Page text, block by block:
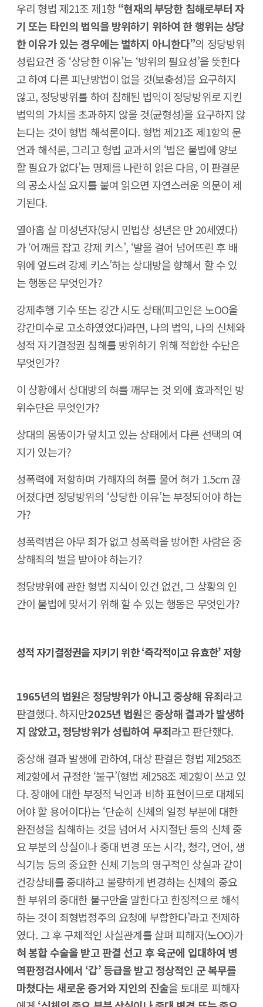
우리 형법 제21조 제1항“현재의 부당한 침해로부터 자
기 또는 타인의 법익을 방위하기 위하여 한 행위는 상당
한 이유가 있는 경우에는 벌하지 아니한다”의 정당방위
성립요건 중 ‘상당한 이유’는 ‘방위의 필요성’을 뜻한다
고 하여 다른 피난방법이 없을 것(보충성)을 요구하지
않고, 정당방위를 하여 침해된 법익이 정당방위로 지킨
법익의 가치를 초과하지 않을 것(균형성)을 요구하지 않
는다는 것이 형법 해석론이다. 형법 제21조 제1항의 문
언과 해석론, 그리고 형법 교과서의 ‘법은 불법에 양보
할 필요가 없다’는 명제를 나란히 읽은 다음, 이 판결문
의 공소사실 요지를 붙여 읽으면 자연스러운 의문이 제
기된다.
열아홉 살 미성년자(당시 민법상 성년은 만 20세였다)
가 ‘어깨를 잡고 강제 키스’, ‘발을 걸어 넘어뜨린 후 배
위에 엎드려 강제 키스’하는 상대방을 향해서 할 수 있
는 행동은 무엇인가?
강제추행 기수 또는 강간 시도 상태(피고인은 노OO을
강간미수로 고소하였었다)라면, 나의 법익, 나의 신체와
성적 자기결정권 침해를 방위하기 위해 적합한 수단은
무엇인가?
이 상황에서 상대방의 혀를 깨무는 것 외에 효과적인 방
위수단은 무엇인가?
상대의 몸뚱이가 덮치고 있는 상태에서 다른 선택의 여
지가 있는가?
성폭력에 저항하며 가해자의 혀를 물어 혀가 1.5cm 끊
어졌다면 정당방위의 ‘상당한 이유’는 부정되어야 하는
가?
성폭력범은 아무 죄가 없고 성폭력을 방어한 사람은 중
상해죄의 벌을 받아야 하는가?
정당방위에 관한 형법 지식이 있건 없건, 그 상황의 인
간이 불법에 맞서기 위해 할 수 있는 행동은 무엇인가?
성적 자기결정권을 지키기 위한 ‘즉각적이고 유효한’ 저항
1965년의 법원은 정당방위가 아니고 중상해 유죄라고
판결했다. 하지만2025년 법원은중상해 결과가 발생하
지 않았고, 정당방위가 성립하여 무죄라고 판단했다.
중상해 결과 발생에 관하여, 대상 판결은 형법 제258조
제2항에서 규정한 ‘불구’(형법 제258조 제2항이 쓰고 있
다. 장애에 대한 부정적 낙인과 비하 표현이므로 대체되
어야 할 용어이다)는 ‘단순히 신체의 일정 부분에 대한
완전성을 침해하는 것을 넘어서 사지절단 등의 신체 중
요 부분의 상실이나 중대 변경 또는 시각, 청각, 언어, 생
식기능 등의 중요한 신체 기능의 영구적인 상실과 같이
건강상태를 중대하고 불량하게 변경하는 신체의 중요
한 부위의 중대한 불구만을 말한다고 한정적으로 해석
하는 것이 죄형법정주의 요청에 부합한다’라고 전제하
였다. 그 후 구체적인 사실관계를 살펴 피해자(노OO)가
혀 봉합 수술을 받고 판결 선고 후 육군에 입대하여 병
역판정검사에서 ‘갑’ 등급을 받고 정상적인 군 복무를
마쳤다는 새로운 증거와 지인의 진술을 토대로 피해자